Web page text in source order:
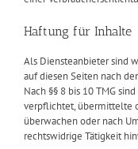
Haftung für Inhalte
Als Diensteanbieter sind
auf diesen Seiten nach
Nach §§ 8 bis 10 TMG
verpflichtet, übermittelte
überwachen oder nach
rechtswidrige Tätigkeit